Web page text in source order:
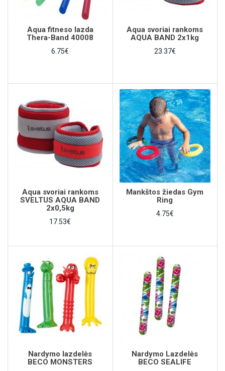
Aqua fitneso lazda
Thera-Band 40008
6.75€
Aqua svoriai rankoms
AQUA BAND 2x1kg
23.37€
Aqua svoriai rankoms
SVELTUS AQUA BAND
2x0,5kg
17.53€
Mankštos žiedas Gym
Ring
4.75€
Nardymo lazdelės
BECO MONSTERS
Nardymo Lazdelės
BECO SEALIFE